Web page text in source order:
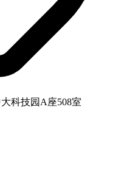
科技园A座508室